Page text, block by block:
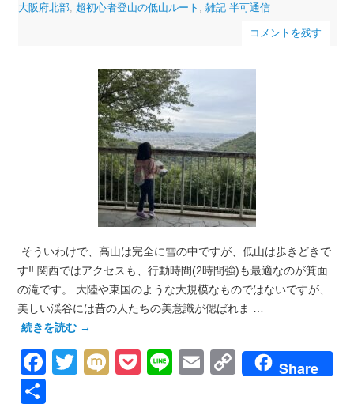
大阪府北部, 超初心者登山の低山ルート 雑記 半可通信
コメントを残す
そういわけで、高山は完全に雪の中ですが、低山は歩きどきで
す‼︎ 関西ではアクセスも、行動時間(2時間強)も最適なのが箕面
の滝です。 大陸や東国のような大規模なものではないですが、
美しい渓谷には昔の人たちの美意識が偲ばれま …
続きを読む →
Facebook
Twitter
MixiPocket
LineEmailCopyShare